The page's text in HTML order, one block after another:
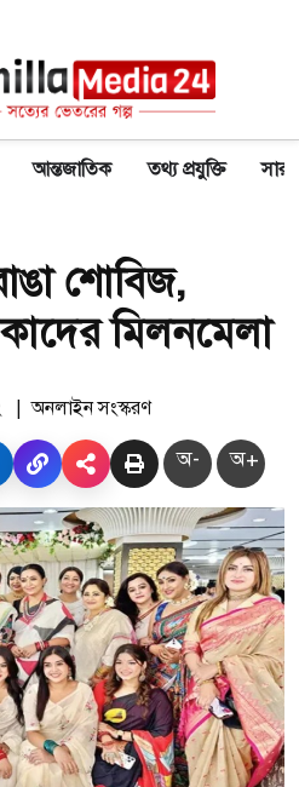
আন্তজাতিক তথ্য প্রযুক্তি
শোবিজ,
মিলনমেলা
| অনলাইন সংস্করণ
অ- অ+